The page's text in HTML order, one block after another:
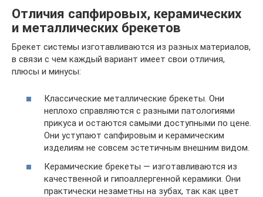
Отличия сапфировых, керамических
и металлических брекетов
Брекет системы изготавливаются из разных материалов,
в связи с чем каждый вариант имеет свои отличия,
плюсы и минусы:
Классические металлические брекеты. Они
неплохо справляются с разными патологиями
прикуса и остаются самыми доступными по цене.
Они уступают сапфировым и керамическим
изделиям не совсем эстетичным внешним видом.
Керамические брекеты — изготавливаются из
качественной и гипоаллергенной керамики. Они
практически незаметны на зубах, так как цвет